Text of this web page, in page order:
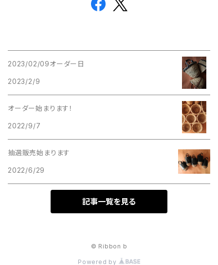
2023/02/09オーダー日
2023/2/9
オーダー始まります！
2022/9/7
抽選販売始まります
2022/6/29
記事一覧を見る
© Ribbon b
Powered by